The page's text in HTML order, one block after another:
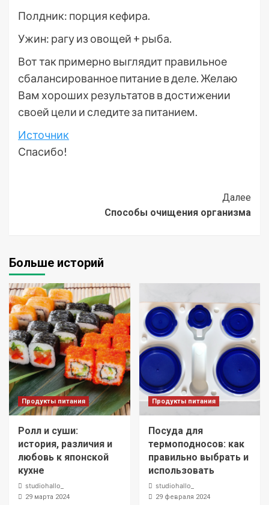
Полдник: порция кефира.
Ужин: рагу из овощей + рыба.
Вот так примерно выглядит правильное
сбалансированное питание в деле. Желаю
Вам хороших результатов в достижении
своей цели и следите за питанием.
Источник
Спасибо!
Navigation
Далее
Способы очищения организма
Больше историй
Продукты питания
Ролл и суши:
история, различия и
любовь к японской
кухне
studiohallo_
29 марта 2024
Продукты питания
Посуда для
термоподносов: как
правильно выбрать и
использовать
studiohallo_
29 февраля 2024